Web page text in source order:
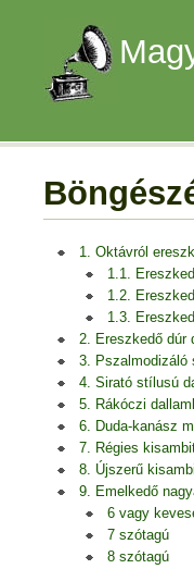
1. Oktávról
1.1.
1.2.
1.3.
2. Ereszkedő dúr
3. Pszalmodizáló
4. Sirató stílusú
5. Rákóczi
6. Duda-kanász
7. Régies
8. Újszerű
9. Emelkedő
6 vagy
7 szótagú
8 szótagú